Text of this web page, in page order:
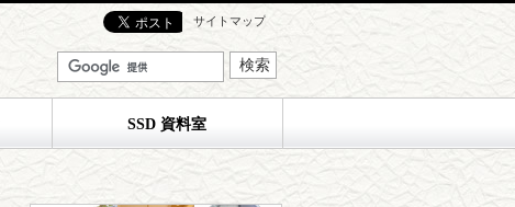
サイトマップ
SSD 資料室